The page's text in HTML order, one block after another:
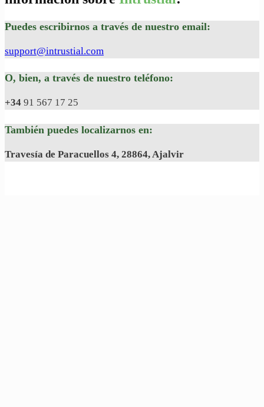
Puedes escribirnos a través de nuestro email:
support@intrustial.com
O, bien, a través de nuestro teléfono:
+34 91 567 17 25
También puedes localizarnos en:
Travesía de Paracuellos 4, 28864, Ajalvir